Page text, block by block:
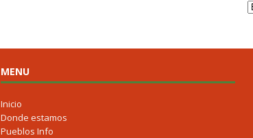
MENU
Inicio
Donde estamos
Pueblos Info